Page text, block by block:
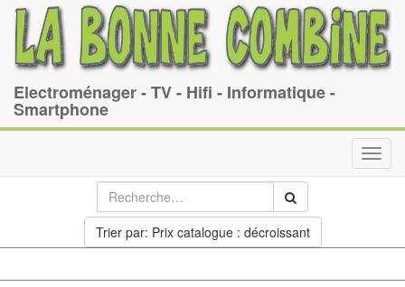
Electroménager - TV - Hifi - Informatique -
Smartphone
Trier par: Prix catalogue : décroissant